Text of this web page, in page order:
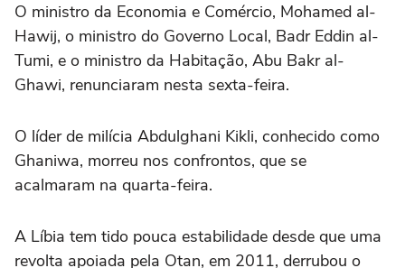
O ministro da Economia e Comércio, Mohamed al-
Hawij, o ministro do Governo Local, Badr Eddin al-
Tumi, e o ministro da Habitação, Abu Bakr al-
Ghawi, renunciaram nesta sexta-feira.
O líder de milícia Abdulghani Kikli, conhecido como
Ghaniwa, morreu nos confrontos, que se
acalmaram na quarta-feira.
A Líbia tem tido pouca estabilidade desde que uma
revolta apoiada pela Otan, em 2011, derrubou o